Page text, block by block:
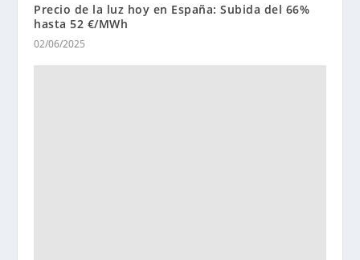
Precio de la luz hoy en España: Subida del 66%
hasta 52 €/MWh
02/06/2025